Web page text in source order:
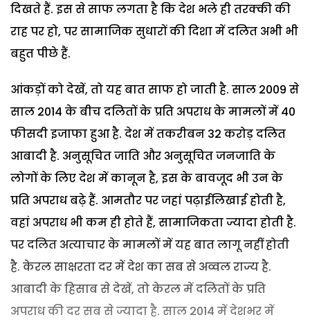
दिखते हैं. इस से साफ लगता है कि देश भले ही तरक्की की
राह पर हो, पर सामाजिक सुधारों की दिशा में दलित अभी भी
बहुत पीछे हैं.
आंकड़ों को देखें, तो यह बात साफ हो जाती है. साल 2009 से
साल 2014 के बीच दलितों के प्रति अपराध के मामलों में 40
फीसदी इजाफा हुआ है. देश में तकरीबन 32 करोड़ दलित
आबादी है. अनुसूचित जाति और अनुसूचित जनजाति के
लोगों के लिए देश में कानून है, इस के बावजूद भी उन के
प्रति अपराध बढ़े हैं. आमतौर पर जहां पढ़ाईलिखाई होती है,
वहां अपराध भी कम ही होते हैं, सामाजिकता ज्यादा होती है.
पर दलित अत्याचार के मामलों में यह बात लागू नहीं होती
है. केरल साक्षरता दर में देश का सब से अव्वल राज्य है.
आबादी के हिसाब से देखें, तो केरल में दलितों के प्रति
अपराध की दर सब से ज्यादा है. साल 2014 में देशभर में